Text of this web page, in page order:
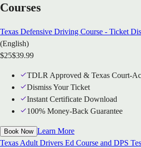
Courses
Texas Defensive Driving Course - Ticket
(English)
$25$39.99
TDLR Approved & Texas Court-
Dismiss Your Ticket
Instant Certificate Download
100% Money-Back Guarantee
Book Now Learn More
Texas Adult Drivers Ed Course and DPS